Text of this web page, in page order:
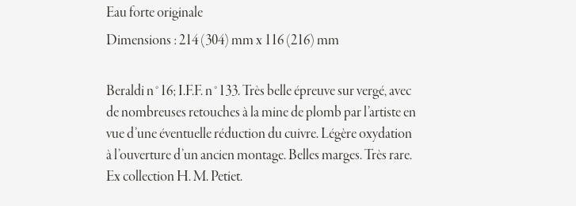
Eau forte originale
Dimensions : 214 (304) mm x 116 (216) mm
Beraldi n°16; I.F.F. n°133. Très belle épreuve sur vergé, avec
de nombreuses retouches à la mine de plomb par l’artiste en
vue d’une éventuelle réduction du cuivre. Légère oxydation
à l’ouverture d’un ancien montage. Belles marges. Très rare.
Ex collection H. M. Petiet.